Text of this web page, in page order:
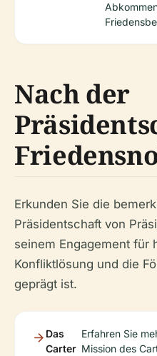
Nach der
Erkunden Sie die
Präsidentschaft von
seinem Engagement für
Konfliktlösung und die
geprägt ist.
Das
Carter
Erfahren Sie
Mission des